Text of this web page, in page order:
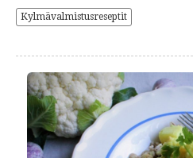
Kylmävalmistusreseptit